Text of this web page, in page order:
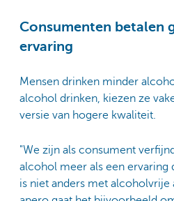
Consumenten betalen
ervaring
Mensen drinken minder
alcohol drinken, kiezen ze
versie van hogere kwaliteit.
"We zijn als consument
alcohol meer als een ervaring
is niet anders met alcoholvrije